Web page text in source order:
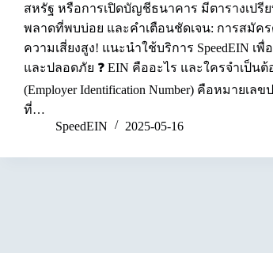
สหรัฐ หรือการเปิดบัญชีธนาคาร มีตารางเปรี
พลาดที่พบบ่อย และคำเตือนชัดเจน: การสมัคร
ความเสี่ยงสูง! แนะนำใช้บริการ SpeedEIN เ
และปลอดภัย ❓ EIN คืออะไร และใครจำเป็นต้
(Employer Identification Number) คือหมายเล
ที่…
SpeedEIN
2025-05-16